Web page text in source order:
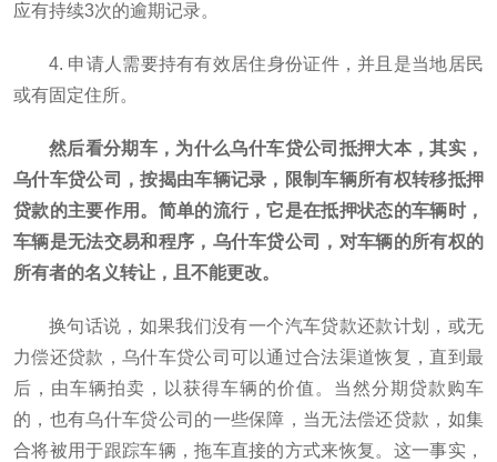
应有持续3次的逾期记录。
4. 申请人需要持有有效居住身份证件，并且是当地居民
或有固定住所。
然后看分期车，为什么乌什车贷公司抵押大本，其实，
乌什车贷公司，按揭由车辆记录，限制车辆所有权转移抵押
贷款的主要作用。简单的流行，它是在抵押状态的车辆时，
车辆是无法交易和程序，乌什车贷公司，对车辆的所有权的
所有者的名义转让，且不能更改。
换句话说，如果我们没有一个汽车贷款还款计划，或无
力偿还贷款，乌什车贷公司可以通过合法渠道恢复，直到最
后，由车辆拍卖，以获得车辆的价值。当然分期贷款购车
的，也有乌什车贷公司的一些保障，当无法偿还贷款，如集
合将被用于跟踪车辆，拖车直接的方式来恢复。这一事实，